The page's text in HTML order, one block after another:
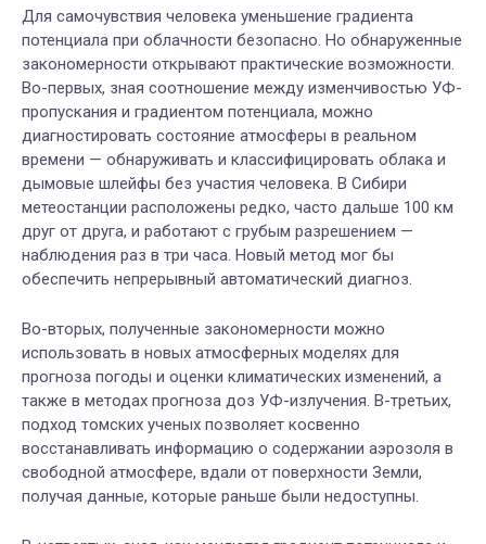
Для самочувствия человека уменьшение градиента
потенциала при облачности безопасно. Но обнаруженные
закономерности открывают практические возможности.
Во-первых, зная соотношение между изменчивостью УФ-
пропускания и градиентом потенциала, можно
диагностировать состояние атмосферы в реальном
времени — обнаруживать и классифицировать облака и
дымовые шлейфы без участия человека. В Сибири
метеостанции расположены редко, часто дальше 100 км
друг от друга, и работают с грубым разрешением —
наблюдения раз в три часа. Новый метод мог бы
обеспечить непрерывный автоматический диагноз.
Во-вторых, полученные закономерности можно
использовать в новых атмосферных моделях для
прогноза погоды и оценки климатических изменений, а
также в методах прогноза доз УФ-излучения. В-третьих,
подход томских ученых позволяет косвенно
восстанавливать информацию о содержании аэрозоля в
свободной атмосфере, вдали от поверхности Земли,
получая данные, которые раньше были недоступны.